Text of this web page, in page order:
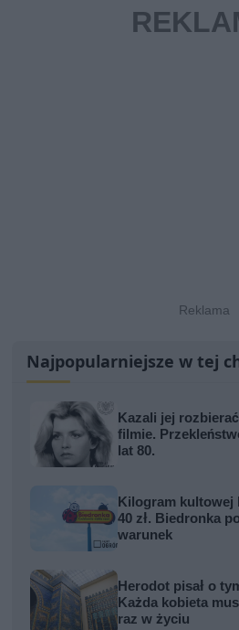
Najpopularniejsze w tej
Kazali jej
filmie.
lat 80.
Kilogram kultowej
40 zł. Biedronka
warunek
Herodot pisał o
Każda kobieta
raz w życiu